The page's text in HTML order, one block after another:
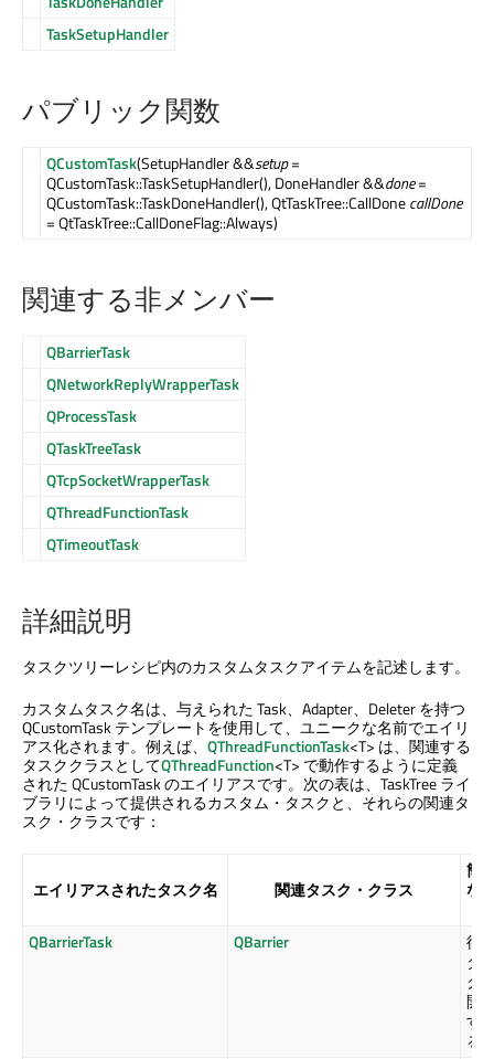
TaskSetupHandler
パブリック関数
QCustomTask(SetupHandler &&setup=
QCustomTask::TaskSetupHandler(), DoneHandler &&done=
QCustomTask::TaskDoneHandler(), QtTaskTree::CallDonecallDone
= QtTaskTree::CallDoneFlag::Always)
関連する非メンバー
QBarrierTask
QNetworkReplyWrapperTask
QProcessTask
QTaskTreeTask
QTcpSocketWrapperTask
QThreadFunctionTask
QTimeoutTask
詳細説明
タスクツリーレシピ内のカスタムタスクアイテムを記述します。
カスタムタスク名は、与えられた Task、Adapter、Deleter を持つ
QCustomTask テンプレートを使用して、ユニークな名前でエイリ
アス化されます。例えば、 QThreadFunctionTask<T> は、関連する
タスククラスとしてQThreadFunction<T> で動作するように定義
された QCustomTask のエイリアスです。次の表は、TaskTree ライ
ブラリによって提供されるカスタム・タスクと、それらの関連タ
スク・クラスです：
エイリアスされたタスク名 関連タスク・クラス
簡
な
QBarrierTask
QBarrier
待
タ
ク
開
す
る